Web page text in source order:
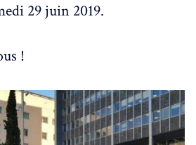
29 juin 2019.
!